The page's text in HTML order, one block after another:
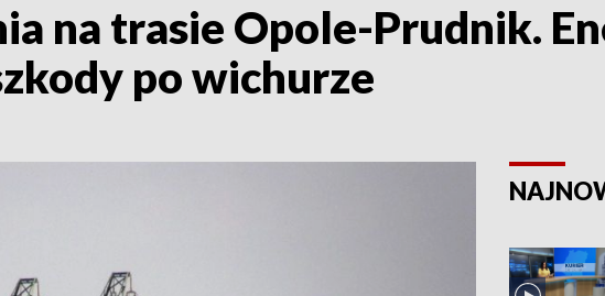
na trasie Opole-Prudnik.
po wichurze